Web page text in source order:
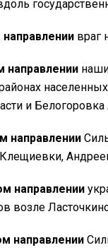
враг
направлении
и Белогоровка
направлении
направлении
возле
направлении